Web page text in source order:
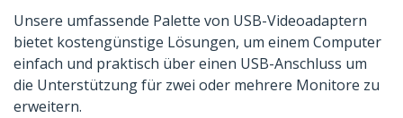
Unsere umfassende Palette von USB-Videoadaptern
bietet kostengünstige Lösungen, um einem Computer
einfach und praktisch über einen USB-Anschluss um
die Unterstützung für zwei oder mehrere Monitore zu
erweitern.